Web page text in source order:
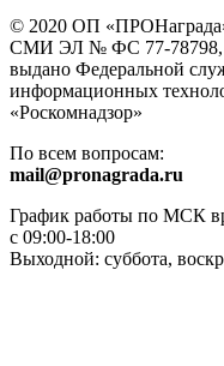
© 2020 ОП
СМИ ЭЛ № ФС 77-78798,
выдано Федеральной
информационных
«Роскомнадзор»
По всем вопросам:
mail@pronagrada.ru
График работы по МСК
с 09:00-18:00
Выходной: суббота,